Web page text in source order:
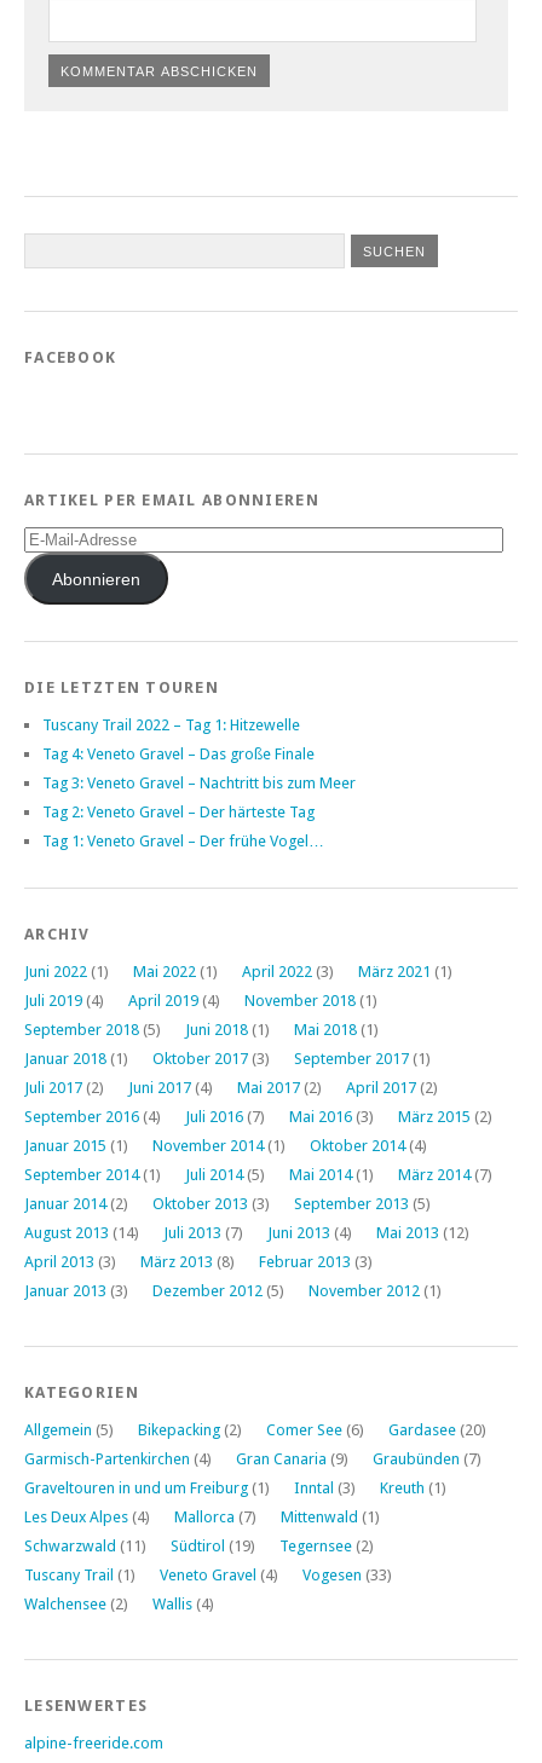
FACEBOOK
ARTIKEL PER EMAIL ABONNIEREN
E-
Mail-
AdresseAbonnieren
DIE LETZTEN TOUREN
Tuscany Trail 2022 – Tag 1: Hitzewelle
Tag 4: Veneto Gravel – Das große Finale
Tag 3: Veneto Gravel – Nachtritt bis zum Meer
Tag 2: Veneto Gravel – Der härteste Tag
Tag 1: Veneto Gravel – Der frühe Vogel…
ARCHIV
Juni 2022 (1) Mai 2022 (1) April 2022 (3) März 2021 (1)
Juli 2019 (4) April 2019 (4) November 2018 (1)
September 2018 (5) Juni 2018 (1) Mai 2018 (1)
Januar 2018 (1) Oktober 2017 (3) September 2017 (1)
Juli 2017 (2) Juni 2017 (4) Mai 2017 (2) April 2017 (2)
September 2016 (4) Juli 2016 (7) Mai 2016 (3) März 2015 (2)
Januar 2015 (1) November 2014(1) Oktober 2014(4)
September 2014(1) Juli 2014(5) Mai 2014(1) März 2014(7)
Januar 2014(2) Oktober 2013 (3) September 2013 (5)
August 2013 (14) Juli 2013 (7) Juni 2013 (4) Mai 2013 (12)
April 2013 (3) März 2013 (8) Februar 2013 (3)
Januar 2013 (3) Dezember 2012 (5) November 2012 (1)
KATEGORIEN
Allgemein (5) Bikepacking (2) Comer See (6) Gardasee (20)
Garmisch-Partenkirchen (4) Gran Canaria (9) Graubünden (7)
Graveltouren in und um Freiburg (1) Inntal (3) Kreuth (1)
Les Deux Alpes (4) Mallorca (7) Mittenwald (1)
Schwarzwald (11) Südtirol (19) Tegernsee (2)
Tuscany Trail (1) Veneto Gravel (4) Vogesen (33)
Walchensee (2) Wallis (4)
LESENWERTES
alpine-freeride.com